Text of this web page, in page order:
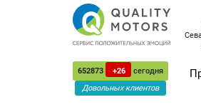
652873 +26
сегодня
Довольных клиентов